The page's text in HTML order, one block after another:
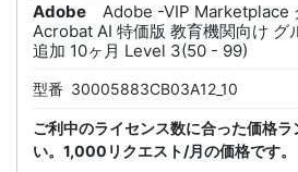
Adobe
Adobe -VIP Marketplace
Acrobat AI 特価版 教育機関向け グ
追加 10ヶ月 Level 3(50 - 99)
型番 30005883CB03A12_10
ご利中のライセンス数に合った価格ラ
い。1,000リクエスト/月の価格です。